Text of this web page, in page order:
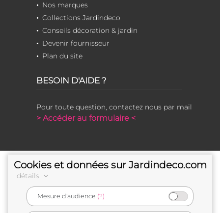
Nos marques
Collections Jardindeco
Conseils décoration & jardin
Devenir fournisseur
Plan du site
BESOIN D'AIDE ?
Pour toute question, contactez nous par mail
> Accéder au formulaire <
Cookies et données sur Jardindeco.com
détails
Mesure d'audience (?)